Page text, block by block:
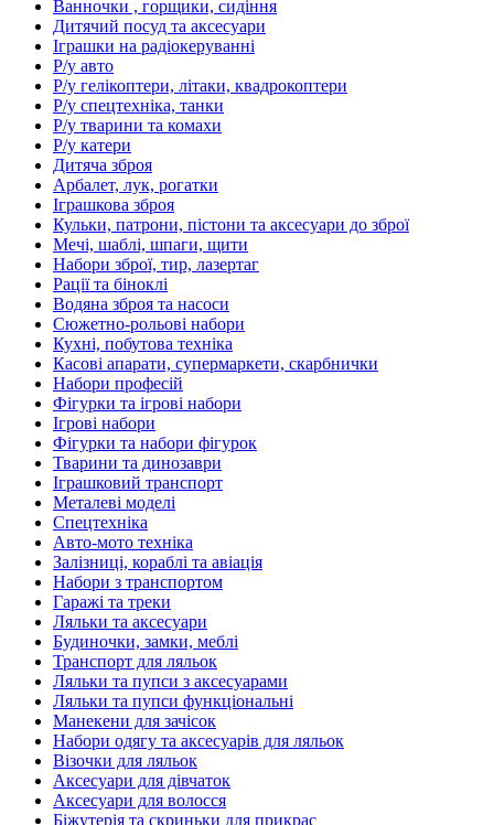
Ванночки , горщики, сидіння
Дитячий посуд та аксесуари
Іграшки на радіокеруванні
Р/у авто
Р/у гелікоптери, літаки, квадрокоптери
Р/у спецтехніка, танки
Р/у тварини та комахи
Р/у катери
Дитяча зброя
Арбалет, лук, рогатки
Іграшкова зброя
Кульки, патрони, пістони та аксесуари до зброї
Мечі, шаблі, шпаги, щити
Набори зброї, тир, лазертаг
Рації та біноклі
Водяна зброя та насоси
Сюжетно-рольові набори
Кухні, побутова техніка
Касові апарати, супермаркети, скарбнички
Набори професій
Фігурки та ігрові набори
Ігрові набори
Фігурки та набори фігурок
Тварини та динозаври
Іграшковий транспорт
Металеві моделі
Спецтехніка
Авто-мото техніка
Залізниці, кораблі та авіація
Набори з транспортом
Гаражі та треки
Ляльки та аксесуари
Будиночки, замки, меблі
Транспорт для ляльок
Ляльки та пупси з аксесуарами
Ляльки та пупси функціональні
Манекени для зачісок
Набори одягу та аксесуарів для ляльок
Візочки для ляльок
Аксесуари для дівчаток
Аксесуари для волосся
Біжутерія та скриньки для прикрас